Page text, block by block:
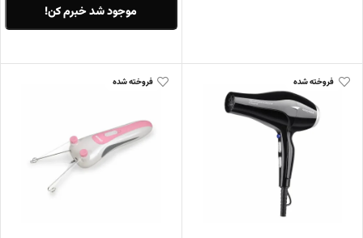
موجود شد خبرم کن!
فروخته شده فروخته شده